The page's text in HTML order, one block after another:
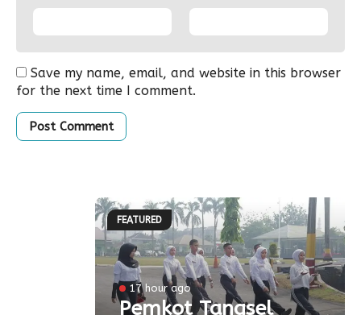
Save my name, email, and website in this browser
for the next time I comment.
FEATURED
17 hour ago
Pemkot Tangsel